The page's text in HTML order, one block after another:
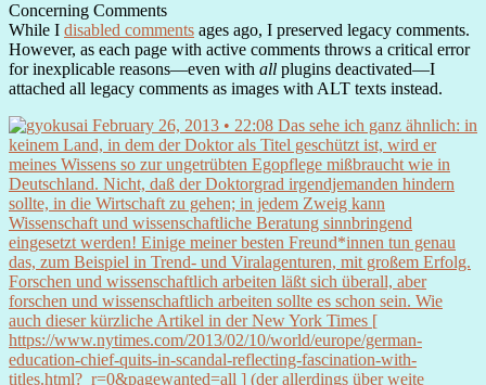
Concerning Comments
While I disabled comments ages ago, I preserved legacy comments.
However, as each page with active comments throws a critical error
for inexplicable reasons—even with all plugins deactivated—I
attached all legacy comments as images with ALT texts instead.